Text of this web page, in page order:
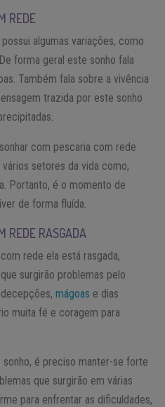
REDE
algumas variações, como
forma geral este sonho fala
Também fala sobre a vivência
trazida por este sonho
com pescaria com rede
setores da vida como,
Portanto, é o momento de
de forma fluída.
REDE RASGADA
rede ela está rasgada,
surgirão problemas pelo
mágoas e dias
muita fé e coragem para
é preciso manter-se forte
que surgirão em várias
para enfrentar as dificuldades,